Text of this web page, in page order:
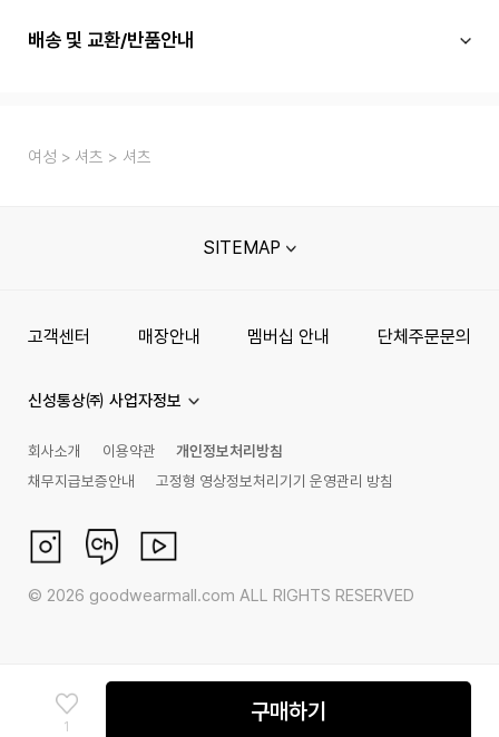
배송 및 교환/반품안내
여성 셔츠 셔츠
1
구매하기
SITEMAP
고객센터 매장안내 멤버십 안내 단체주문문의
신성통상㈜ 사업자정보
회사소개 이용약관
개인정보처리방침
채무지급보증안내
고정형 영상정보처리기기 운영관리 방침
© 2026 goodwearmall.com ALL RIGHTS RESERVED